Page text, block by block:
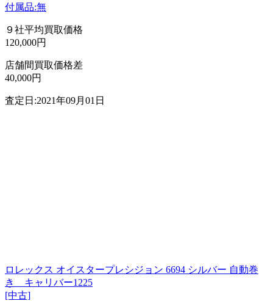
付属品:無
９社平均買取価格
120,000円
店舗間買取価格差
40,000円
査定日:2021年09月01日
ロレックス オイスタープレシジョン 6694 シルバー 自動巻
き キャリバー1225
[中古]